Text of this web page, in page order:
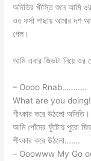
অদিতির খীস্তি শুনে আমি
ওর ফর্সা পাছায় আমার দশ
গেল।
আমি এবার জিভটা নিয়ে ওর
– Oooo Rnab………..
What are you doing!
শীৎকার করে উঠলো অদিতি।
আমি পোঁদের ফুঁটোয় পুরো
শীৎকার করে উঠলো…….
– Ooowww My Go